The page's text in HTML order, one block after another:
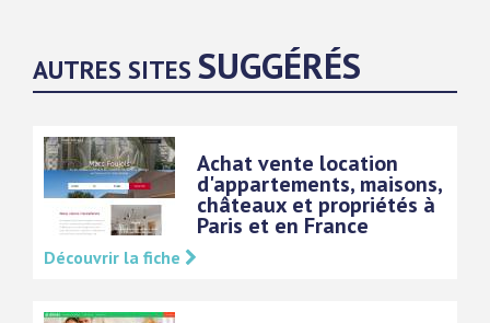
AUTRES SITES SUGGÉRÉS
Achat vente location
d'appartements, maisons,
châteaux et propriétés à
Paris et en France
Découvrir la fiche